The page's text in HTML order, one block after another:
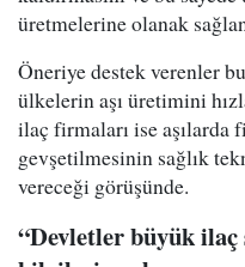
üretmelerine olanak
Öneriye destek verenler
ülkelerin aşı üretimini
ilaç firmaları ise aşılarda
gevşetilmesinin sağlık
vereceği görüşünde.
“Devletler büyük